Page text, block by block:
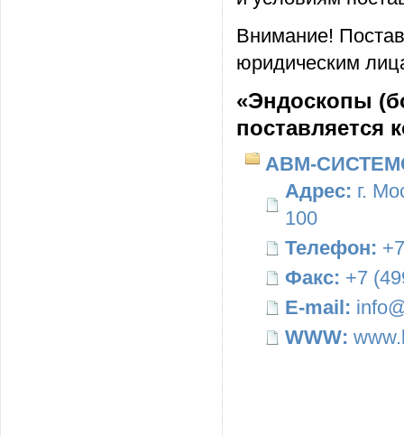
Внимание!
юридическим
«Эндоскопы
поставляется
АВМ-
Адрес: г.
100
Телефон:
Факс: +7
E-mail:
WWW: